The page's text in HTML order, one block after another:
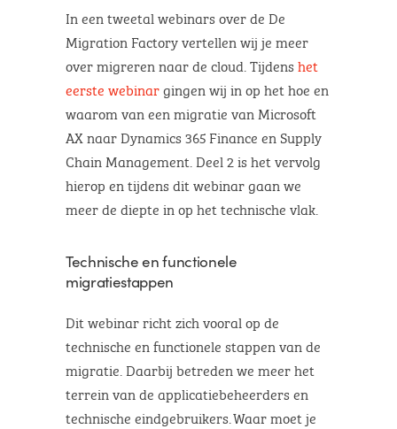
In een tweetal webinars over de De
Migration Factory vertellen wij je meer
over migreren naar de cloud. Tijdens het
eerste webinargingen wij in op het hoe en
waarom van een migratie van Microsoft
AX naar Dynamics 365 Finance en Supply
Chain Management. Deel 2 is het vervolg
hierop en tijdens dit webinar gaan we
meer de diepte in op het technische vlak.
Technische en functionele
migratiestappen
Dit webinar richt zich vooral op de
technische en functionele stappen van de
migratie. Daarbij betreden we meer het
terrein van de applicatiebeheerders en
technische eindgebruikers. Waar moet je